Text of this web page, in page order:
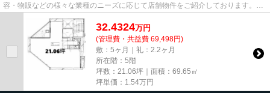
容・物販などの様々な業種のニーズに応じて店舗物件をご紹介しております。
尚、弊社ではおとり広告は一切...
32.4324万円
(管理費・共益費 69,498円)
敷：5ヶ月｜礼：2.2ヶ月
所在階：5階
坪数：21.06坪｜面積：69.65㎡
坪単価： 1.54万円